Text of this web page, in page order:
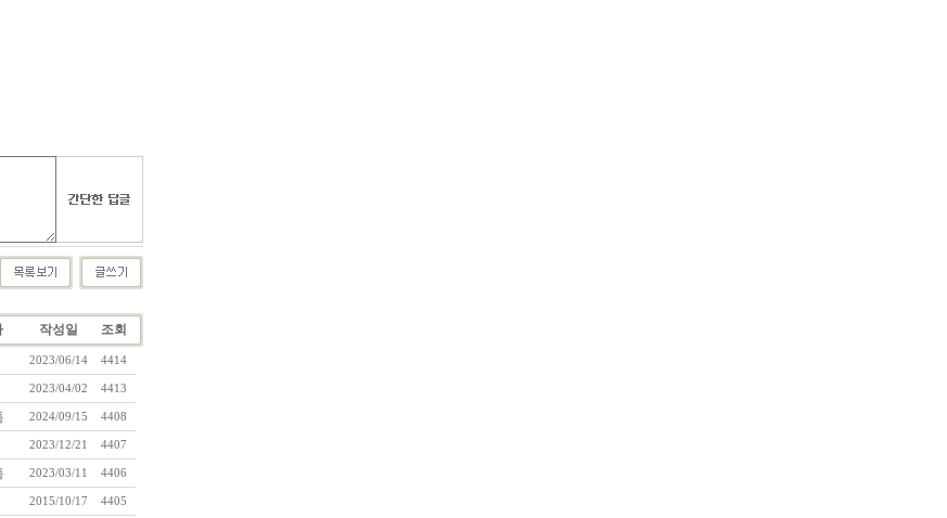
작성일 조회
2023/06/14 4414
2023/04/02 4413
2024/09/15 4408
2023/12/21 4407
2023/03/11 4406
2015/10/17 4405